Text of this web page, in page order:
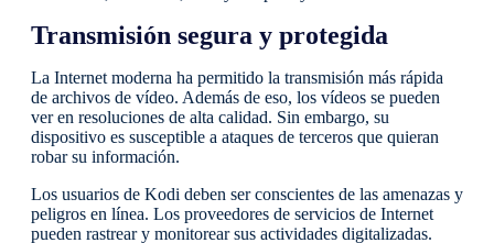
Transmisión segura y protegida
La Internet moderna ha permitido la transmisión más rápida
de archivos de vídeo. Además de eso, los vídeos se pueden
ver en resoluciones de alta calidad. Sin embargo, su
dispositivo es susceptible a ataques de terceros que quieran
robar su información.
Los usuarios de Kodi deben ser conscientes de las amenazas y
peligros en línea. Los proveedores de servicios de Internet
pueden rastrear y monitorear sus actividades digitalizadas.